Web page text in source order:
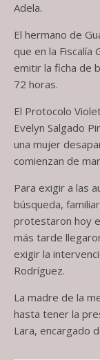
Adela.
El hermano de
que en la Fiscalía
emitir la ficha de
72 horas.
El Protocolo
Evelyn Salgado
una mujer
comienzan de
Para exigir a las
búsqueda,
protestaron hoy
más tarde
exigir la
Rodríguez.
La madre de la
hasta tener la
Lara, encargado